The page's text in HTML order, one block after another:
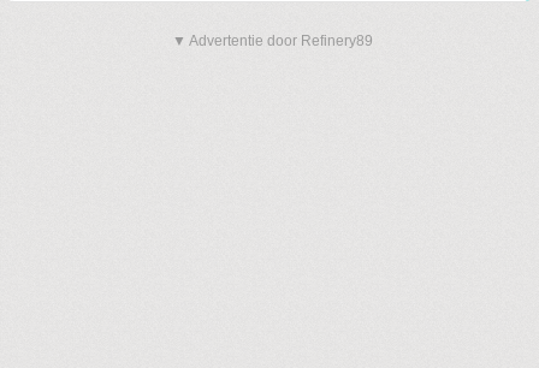
▼ Advertentie door Refinery89